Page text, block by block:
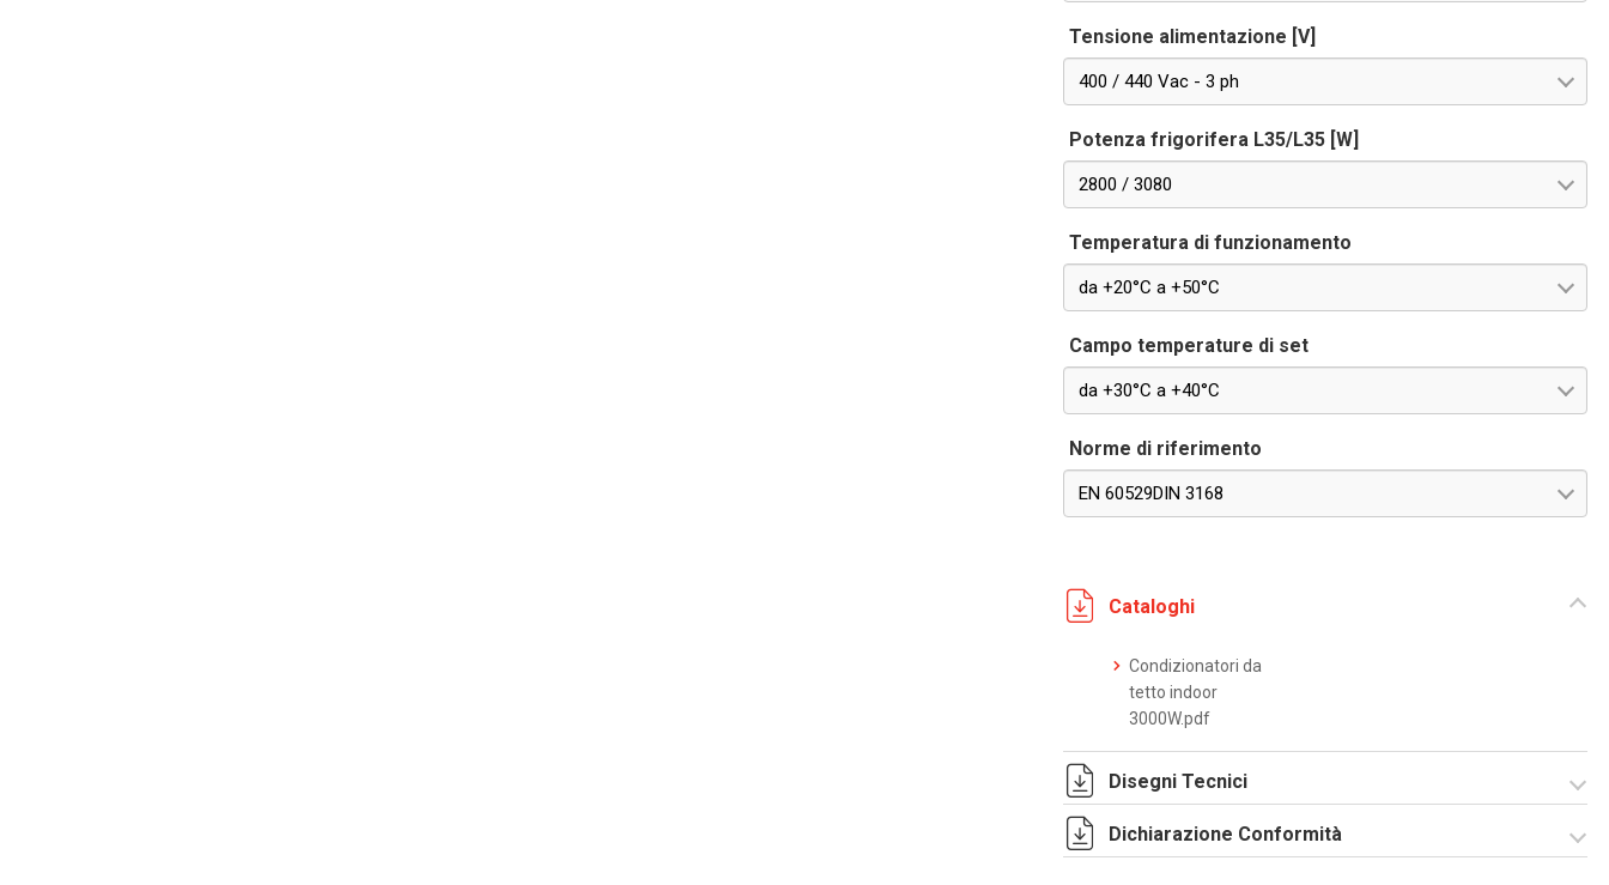
Tensione alimentazione [V]
400 / 440 Vac - 3 ph
Potenza frigorifera L35/L35 [W]
2800 / 3080
Temperatura di funzionamento
da +20°C a +50°C
Campo temperature di set
da +30°C a +40°C
Norme di riferimento
EN 60529DIN 3168
Cataloghi
Condizionatori da
tetto indoor
3000W.pdf
Disegni Tecnici
DF0009.pdf
Dichiarazione Conformità